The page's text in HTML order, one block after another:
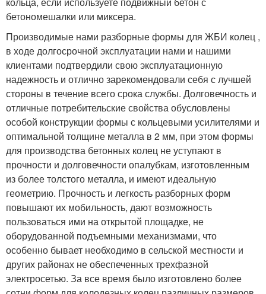
бетономешалки или миксера.
Производимые нами разборные формы для ЖБИ колец ,
в ходе долгосрочной эксплуатации нами и нашими
клиентами подтвердили свою эксплуатационную
надежность и отлично зарекомендовали себя с лучшей
стороны в течение всего срока службы. Долговечность и
отличные потребительские свойства обусловлены
особой конструкции формы с кольцевыми усилителями и
оптимальной толщине металла в 2 мм, при этом формы
для производства бетонных колец не уступают в
прочности и долговечности опалубкам, изготовленным
из более толстого металла, и имеют идеальную
геометрию. Прочность и легкость разборных форм
повышают их мобильность, дают возможность
пользоваться ими на открытой площадке, не
оборудованной подъемными механизмами, что
особенно бывает необходимо в сельской местности и
других районах не обеспеченных трехфазной
электросетью. За все время было изготовлено более